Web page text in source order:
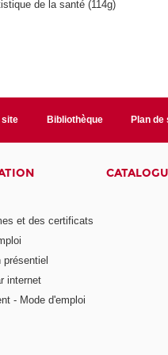
de la santé (114g)
site Bibliothèque Plan de
et des certificats
présentiel
internet
- Mode d'emploi